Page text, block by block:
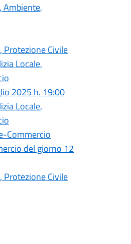
Ambiente,
Protezione Civile
Locale,
2025 h. 19:00
Locale,
Commercio
del giorno 12
Protezione Civile